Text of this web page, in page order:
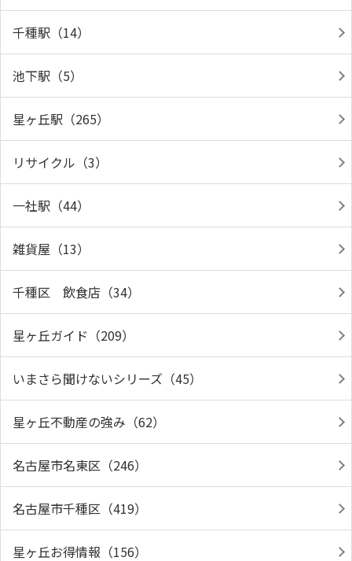
千種駅（14）
池下駅（5）
星ヶ丘駅（265）
リサイクル（3）
一社駅（44）
雑貨屋（13）
千種区 飲食店（34）
星ヶ丘ガイド（209）
いまさら聞けないシリーズ（45）
星ヶ丘不動産の強み（62）
名古屋市名東区（246）
名古屋市千種区（419）
星ヶ丘お得情報（156）